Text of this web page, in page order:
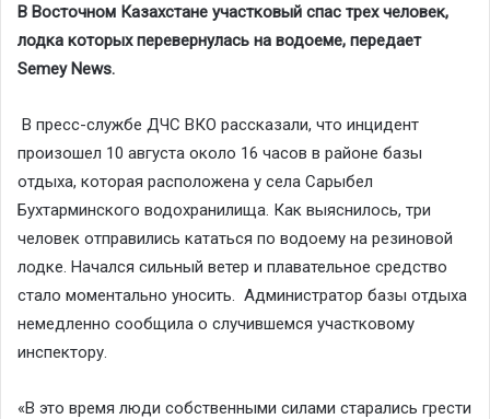
В Восточном Казахстане участковый спас трех человек,
лодка которых перевернулась на водоеме, передает
Semey News.
​ ​В пресс-службе ДЧС ВКО рассказали, что ​инцидент
произошел 10 августа около 16 часов в районе базы
отдыха, которая расположена у села Сарыбел
Бухтарминского водохранилища. Как выяснилось, три
человек отправились кататься по водоему на резиновой
лодке. Начался сильный ветер и плавательное средство
стало моментально уносить. Администратор базы отдыха
немедленно сообщила о случившемся участковому
инспектору.
«В это время люди собственными силами​ старались грести